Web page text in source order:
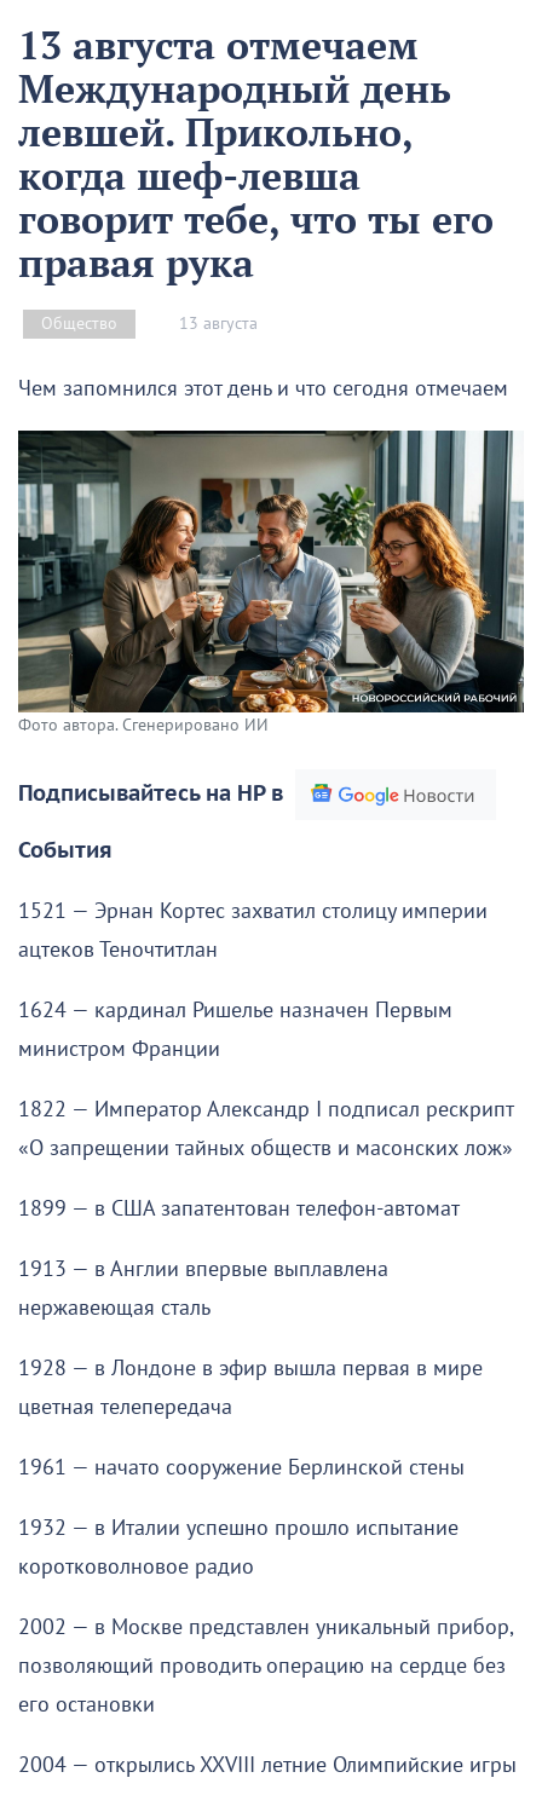
13 августа отмечаем
Международный день
левшей. Прикольно,
когда шеф-левша
говорит тебе, что ты его
правая рука
Общество 13 августа
Чем запомнился этот день и что сегодня отмечаем
Фото автора. Сгенерировано ИИ
Подписывайтесь на НР в
События
1521 — Эрнан Кортес захватил столицу империи
ацтеков Теночтитлан
1624 — кардинал Ришелье назначен Первым
министром Франции
1822 — Император Александр I подписал рескрипт
«О запрещении тайных обществ и масонских лож»
1899 — в США запатентован телефон-автомат
1913 — в Англии впервые выплавлена
нержавеющая сталь
1928 — в Лондоне в эфир вышла первая в мире
цветная телепередача
1961 — начато сооружение Берлинской стены
1932 — в Италии успешно прошло испытание
коротковолновое радио
2002 — в Москве представлен уникальный прибор,
позволяющий проводить операцию на сердце без
его остановки
2004 — открылись XXVIII летние Олимпийские игры